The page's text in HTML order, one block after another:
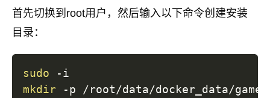
首先切换到root用户，然后输入以下命令创建安装
目录：
sudo
mkdir